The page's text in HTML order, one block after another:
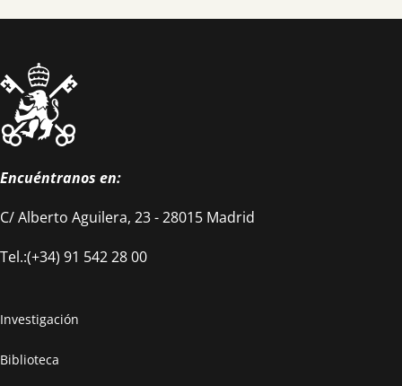
Encuéntranos en:
C/ Alberto Aguilera, 23 - 28015 Madrid
Tel.:(+34) 91 542 28 00
Investigación
Biblioteca